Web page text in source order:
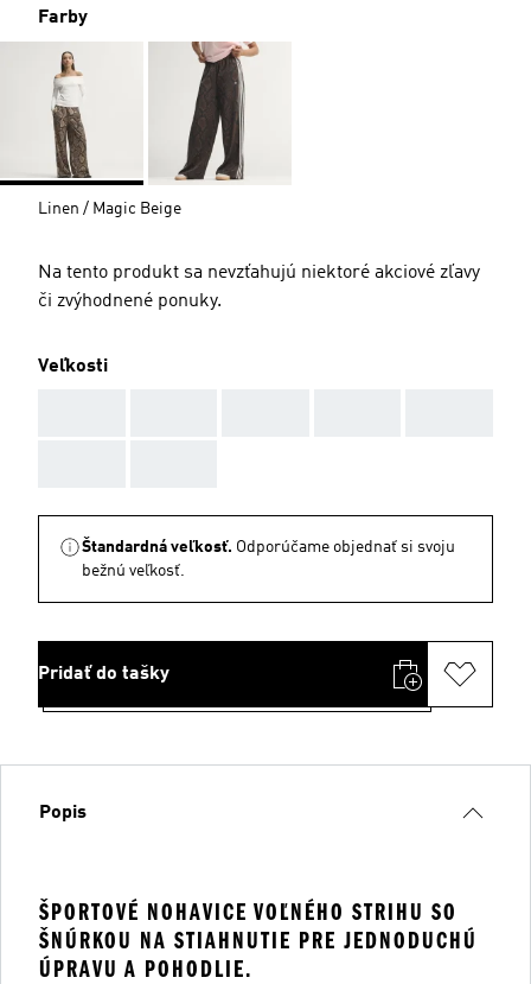
Farby
Linen / Magic Beige
Na tento produkt sa nevzťahujú niektoré akciové zľavy
či zvýhodnené ponuky.
Veľkosti
Štandardná veľkosť. Odporúčame objednať si svoju
bežnú veľkosť.
Pridať do tašky
Popis
ŠPORTOVÉ NOHAVICE VOĽNÉHO STRIHU SO
ŠNÚRKOU NA STIAHNUTIE PRE JEDNODUCHÚ
ÚPRAVU A POHODLIE.